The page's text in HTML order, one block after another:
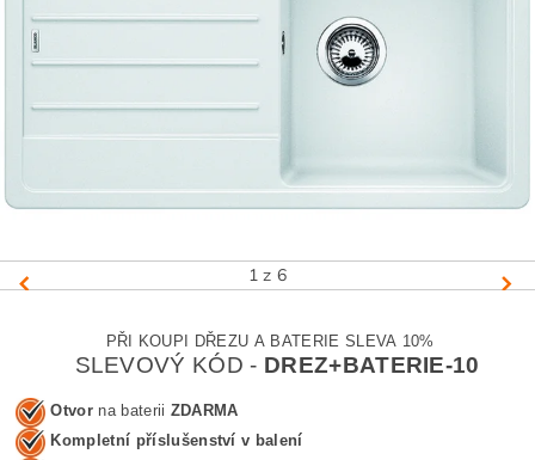
1 z 6
PŘI KOUPI DŘEZU A BATERIE SLEVA 10%
SLEVOVÝ KÓD - DREZ+BATERIE-10
Otvor na baterii ZDARMA
Kompletní příslušenství v balení